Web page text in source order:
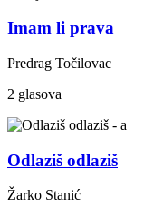
Imam li prava
Predrag Točilovac
2 glasova
Odlaziš odlaziš
Žarko Stanić